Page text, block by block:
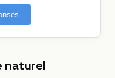
naturel